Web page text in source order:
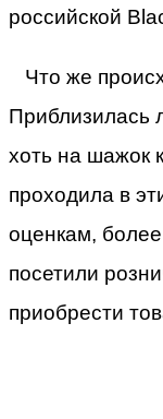
российской
Что же
Приблизилась
хоть на шажок
проходила в
оценкам,
посетили
приобрести